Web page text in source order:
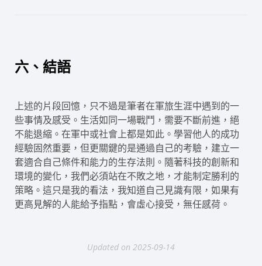
六、結語
上述的片段回憶，只不過是筆者在軍旅生涯中遇到的一
些事情及感受。生活如同一場戰鬥，需要不斷前進，絕
不能退縮。在軍中或社會上都是如此。學習他人的成功
經驗固然重要，但更關鍵的是通過自己的考驗，建立一
套適合自己條件和能力的生存法則。隨著科技的創新和
環境的變化，我們必須站在不敗之地，才能制定勝利的
策略。這只是我的看法，我知道自己見識有限，如果有
更高見解的人能給予指點，會虛心接受，無任感荷。
Updated on 2025-09-14